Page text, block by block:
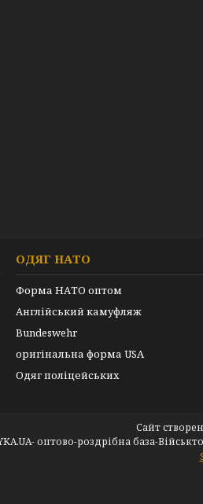
ОДЯГ НАТО
Форма НАТО оптом
Англійський камуфляж
Bundeswehr
оригінальна форма USA
Одяг поліцейських
Сайт